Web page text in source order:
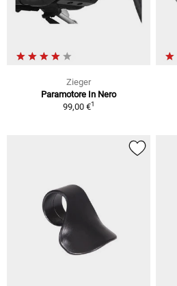
Zieger
Paramotore In Nero
99,00 €1